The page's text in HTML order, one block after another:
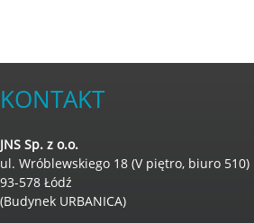
KONTAKT
JNS Sp. z o.o.
ul. Wróblewskiego 18 (V piętro, biuro 510)
93-578 Łódź
(Budynek URBANICA)